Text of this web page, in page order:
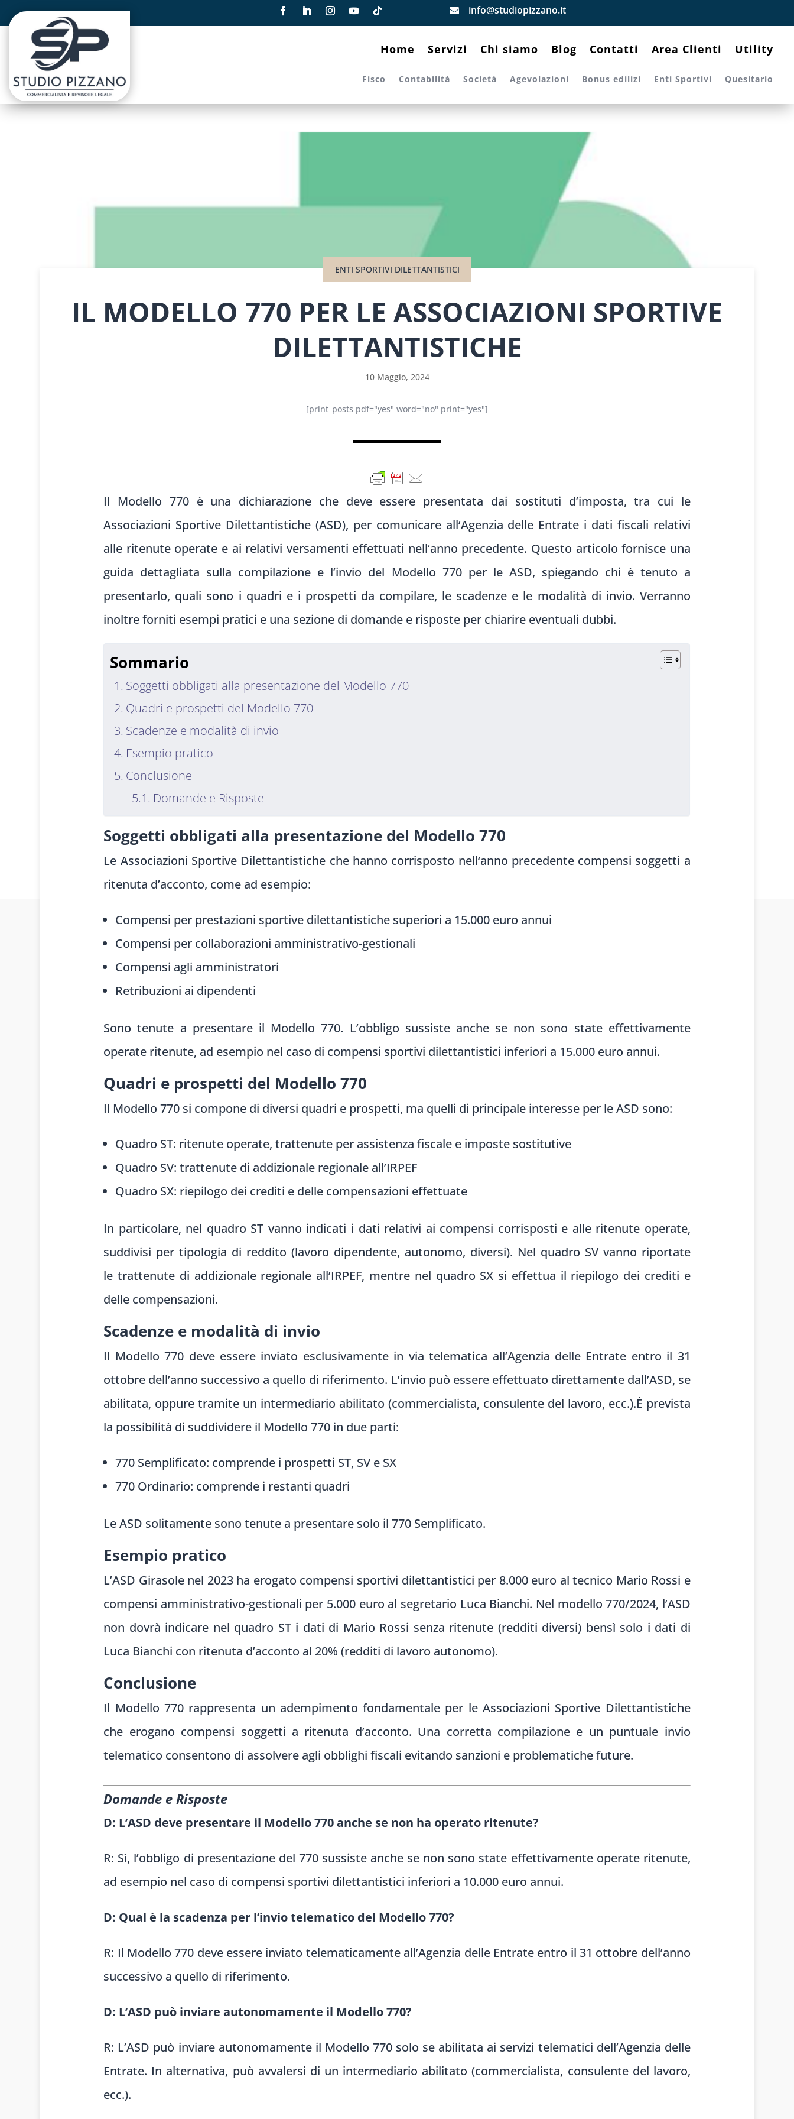
 info@studiopizzano.it
Home Servizi Chi siamo Blog Contatti Area Clienti Utility
Fisco Contabilità Società Agevolazioni Bonus edilizi Enti Sportivi Quesitario
ENTI SPORTIVI DILETTANTISTICI
IL MODELLO 770 PER LE ASSOCIAZIONI SPORTIVE
DILETTANTISTICHE
10 Maggio, 2024
[print_posts pdf="yes" word="no" print="yes"]
Il Modello 770 è una dichiarazione chedeve essere presentata dai sostituti d’imposta, tra cui le
Associazioni Sportive Dilettantistiche (ASD), percomunicare all‘Agenzia delle Entrate i dati fiscali relativi
alle ritenute operate e ai relativi versamenti effettuati nell‘anno precedente. Questo articolo fornisce una
guida dettagliata sulla compilazione e l’invio del Modello 770 per leASD, spiegando chi è tenuto a
presentarlo, quali sono i quadri e i prospetti da compilare, le scadenze e le modalità di invio. Verranno
inoltreforniti esempi pratici e una sezione di domande e risposte per chiarire eventuali dubbi.
Sommario
Soggetti obbligati alla presentazione del Modello 770
Quadri e prospetti del Modello 770
Scadenze e modalità di invio
Esempio pratico
Conclusione
Domande e Risposte
Soggetti obbligati alla presentazione del Modello 770
Le Associazioni Sportive Dilettantistiche chehanno corrisposto nell‘anno precedente compensi soggetti a
ritenuta d’acconto, come ad esempio:
Compensi per prestazioni sportive dilettantistiche superiori a 15.000 euro annui
Compensi per collaborazioni amministrativo-gestionali
Compensi agli amministratori
Retribuzioni ai dipendenti
Sono tenute a presentare il Modello 770. L’obbligo sussiste anche se non sono stateeffettivamente
operate ritenute, ad esempio nel caso di compensi sportivi dilettantistici inferiori a 15.000 euro annui.
Quadri e prospetti del Modello 770
Il Modello 770 si compone di diversi quadri e prospetti, ma quelli di principale interesse per le ASD sono:
Quadro ST: ritenute operate, trattenute per assistenza fiscale e imposte sostitutive
Quadro SV: trattenute di addizionale regionale all’IRPEF
Quadro SX: riepilogo dei crediti e delle compensazioni effettuate
In particolare, nel quadro ST vanno indicati i dati relativi ai compensi corrisposti e alleritenute operate,
suddivisi per tipologia di reddito (lavoro dipendente, autonomo, diversi). Nel quadro SV vanno riportate
le trattenute di addizionale regionale all’IRPEF, mentrenel quadro SX si effettua il riepilogo dei crediti e
delle compensazioni.
Scadenze e modalità di invio
Il Modello 770 deve essere inviato esclusivamente in via telematica all’Agenzia delle Entrate entro il 31
ottobre dell’anno successivo a quello di riferimento. L’invio può essere effettuato direttamente dall’ASD, se
abilitata, oppure tramite un intermediario abilitato (commercialista, consulente del lavoro, ecc.).È prevista
la possibilità di suddividere il Modello 770 in due parti:
770 Semplificato: comprende i prospetti ST, SV e SX
770 Ordinario: comprende i restanti quadri
Le ASD solitamente sono tenute a presentare solo il 770 Semplificato.
Esempio pratico
L’ASD Girasole nel 2023 ha erogato compensi sportivi dilettantistici per 8.000 euro al tecnico Mario Rossi e
compensi amministrativo-gestionali per 5.000 euro al segretario Luca Bianchi. Nel modello 770/2024, l’ASD
non dovrà indicare nel quadro ST i dati di Mario Rossi senza ritenute (redditi diversi) bensì solo i dati di
Luca Bianchi con ritenuta d’acconto al 20% (redditi di lavoro autonomo).
Conclusione
Il Modello 770 rappresenta un adempimento fondamentale per le Associazioni Sportive Dilettantistiche
che erogano compensi soggetti a ritenuta d’acconto. Una corretta compilazione e un puntuale invio
telematico consentono di assolvere agli obblighi fiscali evitando sanzioni e problematiche future.
Domande e Risposte
D: L’ASD deve presentare il Modello 770 anche se non ha operato ritenute?
R: Sì, l’obbligo di presentazione del 770 sussiste anche se non sono state effettivamente operate ritenute,
ad esempio nel caso di compensi sportivi dilettantistici inferiori a 10.000 euro annui.
D: Qual è la scadenza per l’invio telematico del Modello 770?
R: Il Modello 770 deve essere inviato telematicamente all’Agenzia delle Entrate entro il 31 ottobre dell’anno
successivo a quello di riferimento.
D: L’ASD può inviare autonomamente il Modello 770?
R: L’ASD può inviare autonomamente il Modello 770 solo se abilitata ai servizi telematici dell’Agenzia delle
Entrate. In alternativa, può avvalersi di un intermediario abilitato (commercialista, consulente del lavoro,
ecc.).